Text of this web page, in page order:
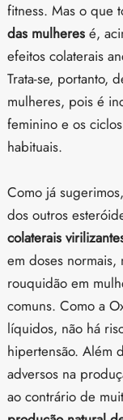
fitness. Mas o que
das mulheres é,
efeitos colaterais
Trata-se, portanto,
mulheres, pois é
feminino e os
habituais.
Como já
dos outros
colaterais
em doses normais,
rouquidão em
comuns. Como a
líquidos, não há
hipertensão. Além
adversos na
ao contrário de